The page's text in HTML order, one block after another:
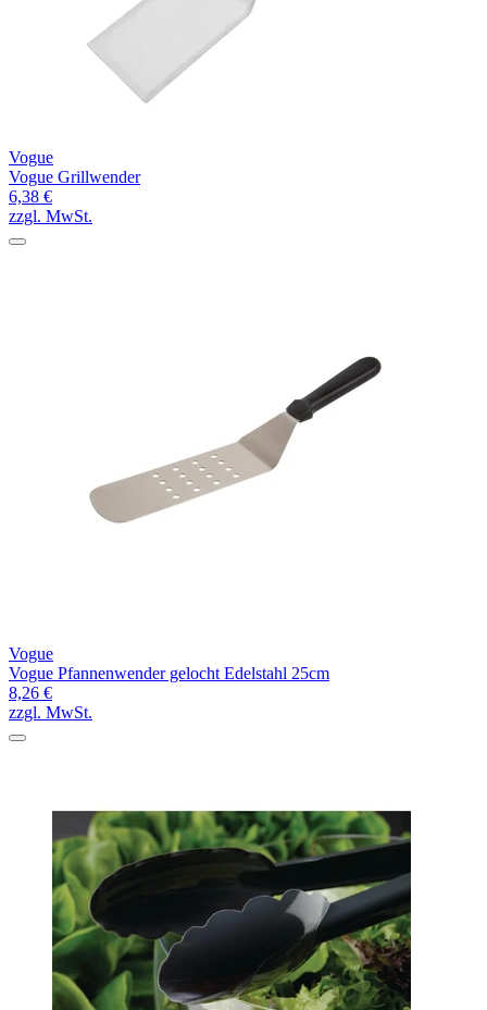
Vogue
Vogue Grillwender
6,38 €
zzgl. MwSt.
Vogue
Vogue Pfannenwender gelocht Edelstahl 25cm
8,26 €
zzgl. MwSt.